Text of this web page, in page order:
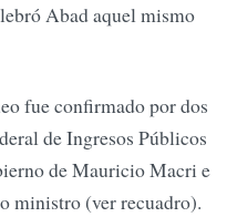
Abad aquel mismo
fue confirmado por dos
de Ingresos Públicos
de Mauricio Macri e
ministro (ver recuadro).